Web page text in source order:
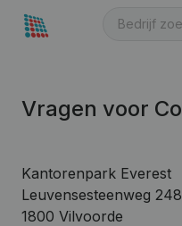
Vragen voor
Kantorenpark Everest
Leuvensesteenweg
1800 Vilvoorde